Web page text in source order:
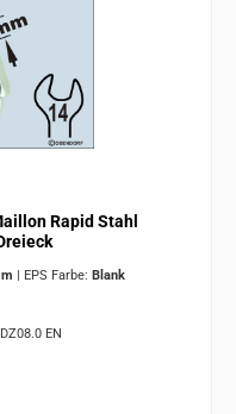
Rapid Stahl
| EPS Farbe: Blank
EN